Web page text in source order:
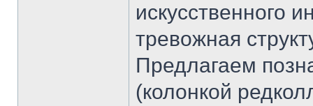
искусственного
тревожная
Предлагаем
(колонкой